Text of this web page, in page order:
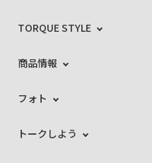
TORQUE STYLE
商品情報
フォト
トークしよう